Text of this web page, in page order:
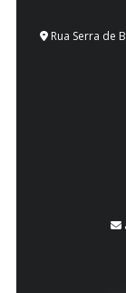
Rua Serra de